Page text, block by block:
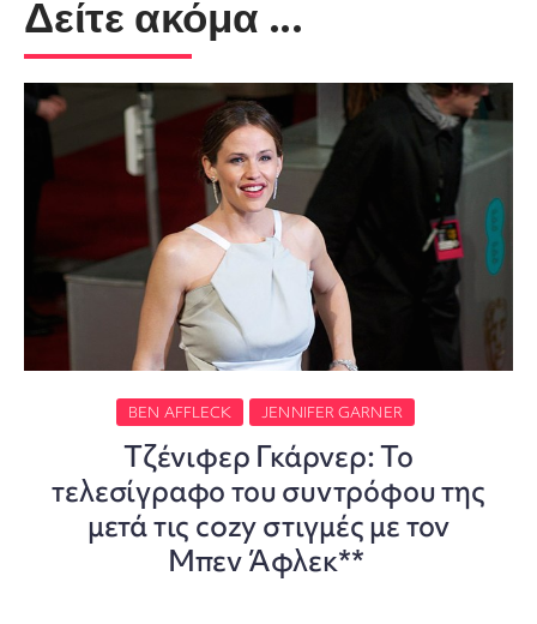
Δείτε ακόμα ...
BEN AFFLECK JENNIFER GARNER
Τζένιφερ Γκάρνερ: Το
τελεσίγραφο του συντρόφου της
μετά τις cozy στιγμές με τον
Μπεν Άφλεκ**